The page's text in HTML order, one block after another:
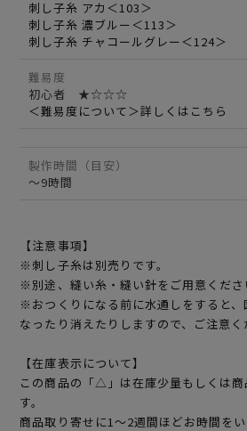
刺し子糸 アカ＜103＞
刺し子糸 濃ブルー＜113＞
刺し子糸 チャコールグレー＜124＞
難易度
初心者 ★☆☆☆
＜難易度について＞詳しくはこちら
製作時間（目安）
～9時間
【注意事項】
※刺し子糸は別売りです。
※別途、縫い糸・縫い針をご用意くださ
※おつくりになる前に水通しをすると、
なったり消えたりしますので、ご注意く
【在庫表示について】
この商品の「△」は在庫少量もしくは商
す。
商品取り寄せに1～2週間ほどお時間を